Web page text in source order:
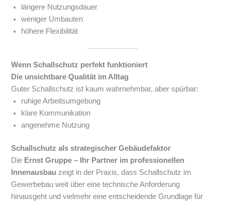
längere Nutzungsdauer
weniger Umbauten
höhere Flexibilität
Wenn Schallschutz perfekt funktioniert
Die unsichtbare Qualität im Alltag
Guter Schallschutz ist kaum wahrnehmbar, aber spürbar:
ruhige Arbeitsumgebung
klare Kommunikation
angenehme Nutzung
Schallschutz als strategischer Gebäudefaktor
Die Ernst Gruppe – Ihr Partner im professionellen
Innenausbau zeigt in der Praxis, dass Schallschutz im
Gewerbebau weit über eine technische Anforderung
hinausgeht und vielmehr eine entscheidende Grundlage für